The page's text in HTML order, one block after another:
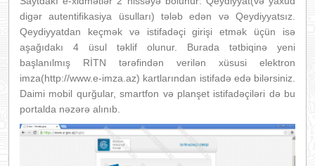
digər autentifikasiya üsulları) tələb edən və Qeydiyyatsız.
Qeydiyyatdan keçmək və istifadəçi girişi etmək üçün isə
aşağıdakı 4 üsul təklif olunur. Burada tətbiqinə yeni
başlanılmış RİTN tərəfindən verilən xüsusi elektron
imza(http://www.e-imza.az) kartlarından istifadə edə bilərsiniz.
Daimi mobil qurğular, smartfon və planşet istifadəçiləri də bu
portalda nəzərə alınıb.